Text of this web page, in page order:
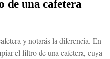
de una cafetera
y notarás la diferencia. En
el filtro de una cafetera, cuya